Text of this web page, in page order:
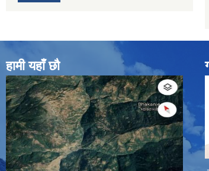
हामी यहाँ छौ